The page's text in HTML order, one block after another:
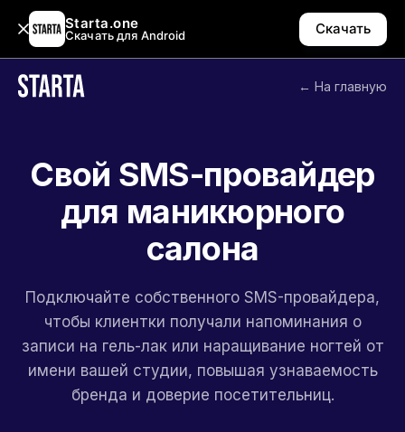
Starta.one
Скачать для Android Скачать
← На главную
Свой SMS-провайдер
для маникюрного
салона
Подключайте собственного SMS-провайдера,
чтобы клиентки получали напоминания о
записи на гель-лак или наращивание ногтей от
имени вашей студии, повышая узнаваемость
бренда и доверие посетительниц.